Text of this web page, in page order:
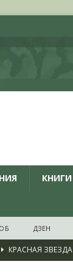
КНИГИ
ДЗЕН
КРАСНАЯ ЗВЕЗДА